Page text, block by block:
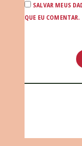
SALVAR MEUS
QUE EU COMENTAR.